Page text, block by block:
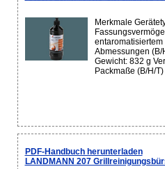
Merkmale
entaromatisiertem
Abmessungen (B/
Gewicht: 832 g
Packmaße (B/H/
PDF-Handbuch herunterladen
LANDMANN 207